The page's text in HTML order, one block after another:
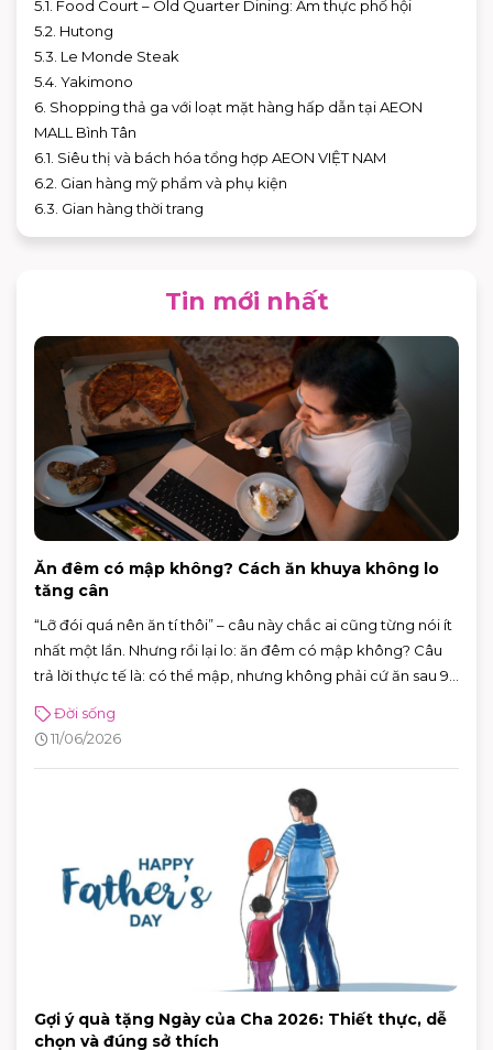
5.1. Food Court – Old Quarter Dining: Ẩm thực phố hội
5.2. Hutong
5.3. Le Monde Steak
5.4. Yakimono
6. Shopping thả ga với loạt mặt hàng hấp dẫn tại AEON
MALL Bình Tân
6.1. Siêu thị và bách hóa tổng hợp AEON VIỆT NAM
6.2. Gian hàng mỹ phẩm và phụ kiện
6.3. Gian hàng thời trang
Tin mới nhất
Ăn đêm có mập không? Cách ăn khuya không lo
tăng cân
“Lỡ đói quá nên ăn tí thôi” – câu này chắc ai cũng từng nói ít
nhất một lần. Nhưng rồi lại lo: ăn đêm có mập không? Câu
trả lời thực tế là: có thể mập, nhưng không phải cứ ăn sau 9
Đời sống
11/06/2026
Gợi ý quà tặng Ngày của Cha 2026: Thiết thực, dễ
chọn và đúng sở thích